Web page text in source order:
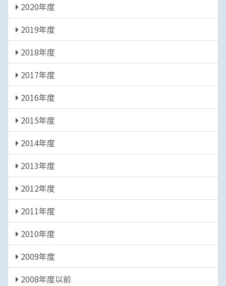
2020年度
2019年度
2018年度
2017年度
2016年度
2015年度
2014年度
2013年度
2012年度
2011年度
2010年度
2009年度
2008年度以前